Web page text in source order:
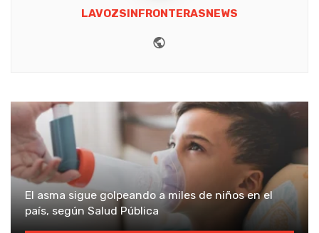
LAVOZSINFRONTERASNEWS
El asma sigue golpeando a miles de niños en el
país, según Salud Pública